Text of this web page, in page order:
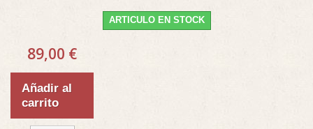
ARTICULO EN STOCK
89,00 €
Añadir al
carrito